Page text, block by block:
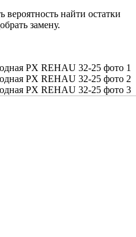
вероятность найти остатки
замену.